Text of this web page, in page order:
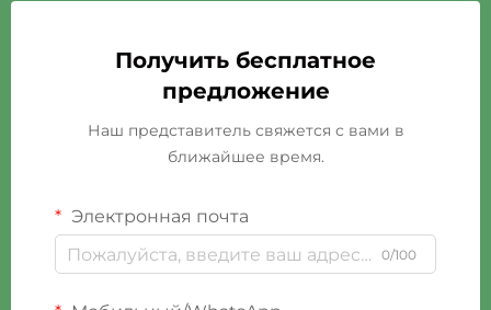
Получить бесплатное
предложение
Наш представитель свяжется с вами в
ближайшее время.
Электронная почта
0/100